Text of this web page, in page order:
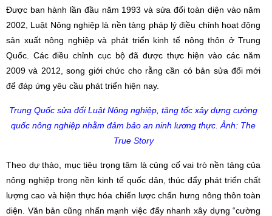
Được ban hành lần đầu năm 1993 và sửa đổi toàn diện vào năm
2002, Luật Nông nghiệp là nền tảng pháp lý điều chỉnh hoạt động
sản xuất nông nghiệp và phát triển kinh tế nông thôn ở Trung
Quốc. Các điều chỉnh cục bộ đã được thực hiện vào các năm
2009 và 2012, song giới chức cho rằng cần có bản sửa đổi mới
để đáp ứng yêu cầu phát triển hiện nay.
Trung Quốc sửa đổi Luật Nông nghiệp, tăng tốc xây dựng cường
quốc nông nghiệp nhằm đảm bảo an ninh lương thực. Ảnh: The
True Story
Theo dự thảo, mục tiêu trọng tâm là củng cố vai trò nền tảng của
nông nghiệp trong nền kinh tế quốc dân, thúc đẩy phát triển chất
lượng cao và hiện thực hóa chiến lược chấn hưng nông thôn toàn
diện. Văn bản cũng nhấn mạnh việc đẩy nhanh xây dựng “cường